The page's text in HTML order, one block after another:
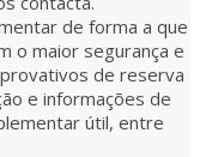
de forma a que
o maior segurança e
de reserva
e informações de
útil, entre